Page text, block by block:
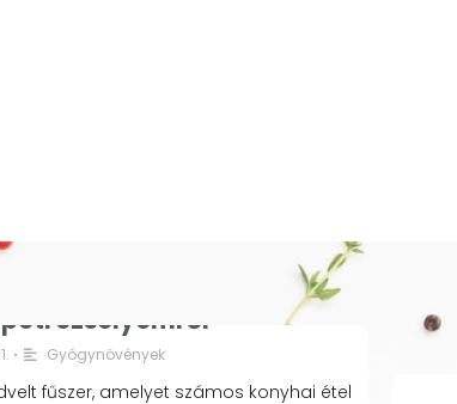
• Gyógynövények
fűszer, amelyet számos konyhai étel